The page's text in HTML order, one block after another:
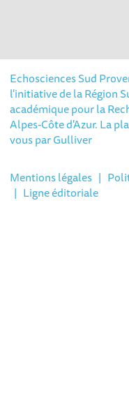
Echosciences Sud
l'initiative de la Région
académique pour la
Alpes-Côte d'Azur. La
vous parGulliver
Mentions légales |
| Ligne éditoriale